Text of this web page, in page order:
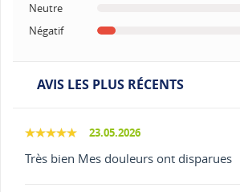
Neutre
Négatif
AVIS LES PLUS RÉCENTS
23.05.2026
Très bien Mes douleurs ont disparues